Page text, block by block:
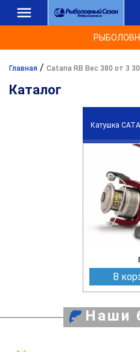
Главная / Catana RB Вес 380 от 3
Каталог
Катушка
В
Наши